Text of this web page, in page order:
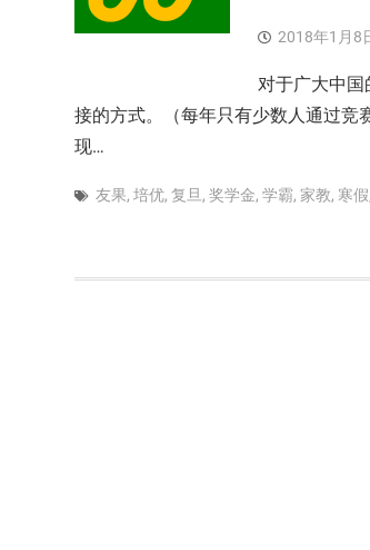
2018年1月8
对于广大中国
接的方式。（每年只有少数人通过竞
现…
友果, 培优, 复旦 , 奖学金, 学霸, 家教, 寒假